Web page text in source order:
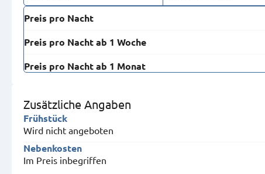
Preis pro Nacht
Preis pro Nacht ab 1 Woche
Preis pro Nacht ab 1 Monat
Zusätzliche Angaben
Frühstück
Wird nicht angeboten
Nebenkosten
Im Preis inbegriffen